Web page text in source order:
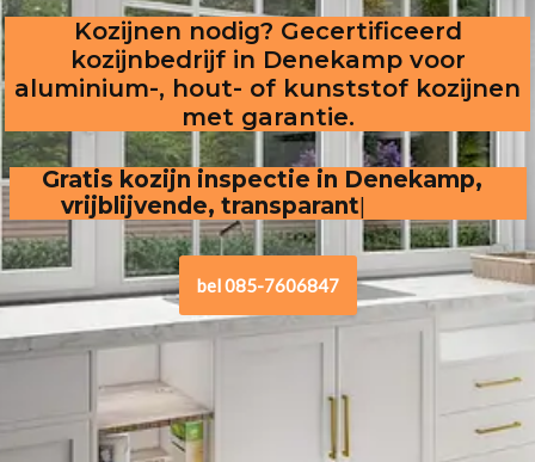
Kozijnen nodig? Gecertificeerd
kozijnbedrijf in Denekamp voor
aluminium-, hout- of kunststof kozijnen
met garantie.
Gratis kozijn inspectie in Denekamp,
vrijblijvende, transparante offerte
bel 085-7606847